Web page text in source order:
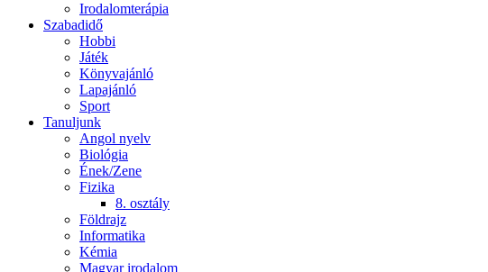
Irodalomterápia
Szabadidő
Hobbi
Játék
Könyvajánló
Lapajánló
Sport
Tanuljunk
Angol nyelv
Biológia
Ének/Zene
Fizika
8. osztály
Földrajz
Informatika
Kémia
Magyar irodalom